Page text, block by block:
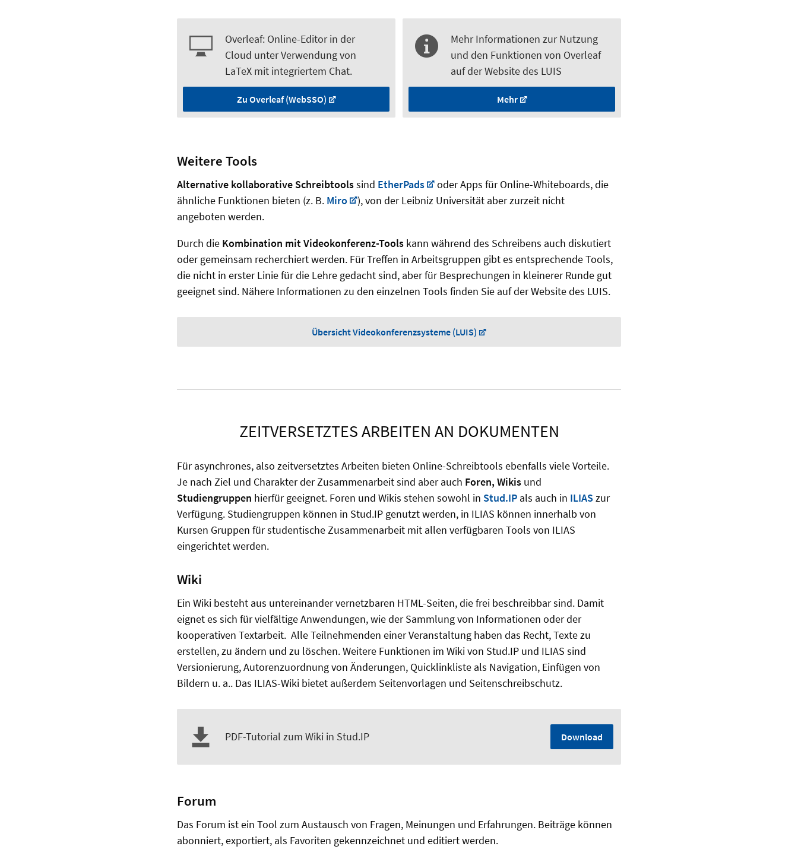
Overleaf: Online-Editor in der
Cloud unter Verwendung von
LaTeX mit integriertem Chat.
Zu Overleaf (WebSSO)
Mehr Informationen zur Nutzung
und den Funktionen von Overleaf
auf der Website des LUIS
Mehr
Weitere Tools
Alternative kollaborative Schreibtoolssind EtherPads
oder Apps für Online-Whiteboards, die
ähnliche Funktionen bieten (z. B. Miro
), von der Leibniz Universität aber zurzeit nicht
angeboten werden.
Durch die Kombination mit Videokonferenz-Tools kann während des Schreibens auch diskutiert
oder gemeinsam recherchiert werden. Für Treffen in Arbeitsgruppen gibt es entsprechende Tools,
die nicht in erster Linie für die Lehre gedacht sind, aber für Besprechungen in kleinerer Runde gut
geeignet sind. Nähere Informationen zu den einzelnen Tools finden Sie auf der Website des LUIS.
Übersicht Videokonferenzsysteme (LUIS)
ZEITVERSETZTES ARBEITEN AN DOKUMENTEN
Für asynchrones, also zeitversetztes Arbeiten bieten Online-Schreibtools ebenfalls viele Vorteile.
Je nach Ziel und Charakter der Zusammenarbeit sind aber auch Foren, Wikis und
Studiengruppen hierfür geeignet. Foren und Wikis stehen sowohl in Stud.IP als auch in ILIASzur
Verfügung. Studiengruppen können in Stud.IP genutzt werden, in ILIAS können innerhalb von
Kursen Gruppen für studentische Zusammenarbeit mit allen verfügbaren Tools von ILIAS
eingerichtet werden.
Wiki
Ein Wiki besteht aus untereinander vernetzbaren HTML-Seiten, die frei beschreibbar sind. Damit
eignet es sich für vielfältige Anwendungen, wie der Sammlung von Informationen oder der
kooperativen Textarbeit. Alle Teilnehmenden einer Veranstaltung haben das Recht, Texte zu
erstellen, zu ändern und zu löschen. Weitere Funktionen im Wiki von Stud.IP und ILIAS sind
Versionierung, Autorenzuordnung von Änderungen, Quicklinkliste als Navigation, Einfügen von
Bildern u. a.. Das ILIAS-Wiki bietet außerdem Seitenvorlagen und Seitenschreibschutz.
PDF-Tutorial zum Wiki in Stud.IP Download
Forum
Das Forum ist ein Tool zum Austausch von Fragen, Meinungen und Erfahrungen. Beiträge können
abonniert, exportiert, als Favoriten gekennzeichnet und editiert werden.